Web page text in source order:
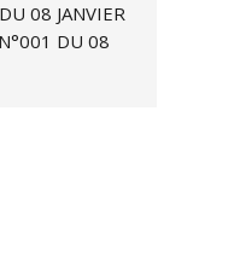
08 JANVIER
DU 08